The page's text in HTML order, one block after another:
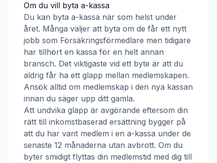
Om du vill byta a-kassa
Du kan byta a-kassa när som helst under
året. Många väljer att byta om de får ett nytt
jobb som Försäkringsförmedlare men tidigare
har tillhört en kassa för en helt annan
bransch. Det viktigaste vid ett byte är att du
aldrig får ha ett glapp mellan medlemskapen.
Ansök alltid om medlemskap i den nya kassan
innan du säger upp ditt gamla.
Att undvika glapp är avgörande eftersom din
rätt till inkomstbaserad ersättning bygger på
att du har varit medlem i en a-kassa under de
senaste 12 månaderna utan avbrott. Om du
byter smidigt flyttas din medlemstid med dig till